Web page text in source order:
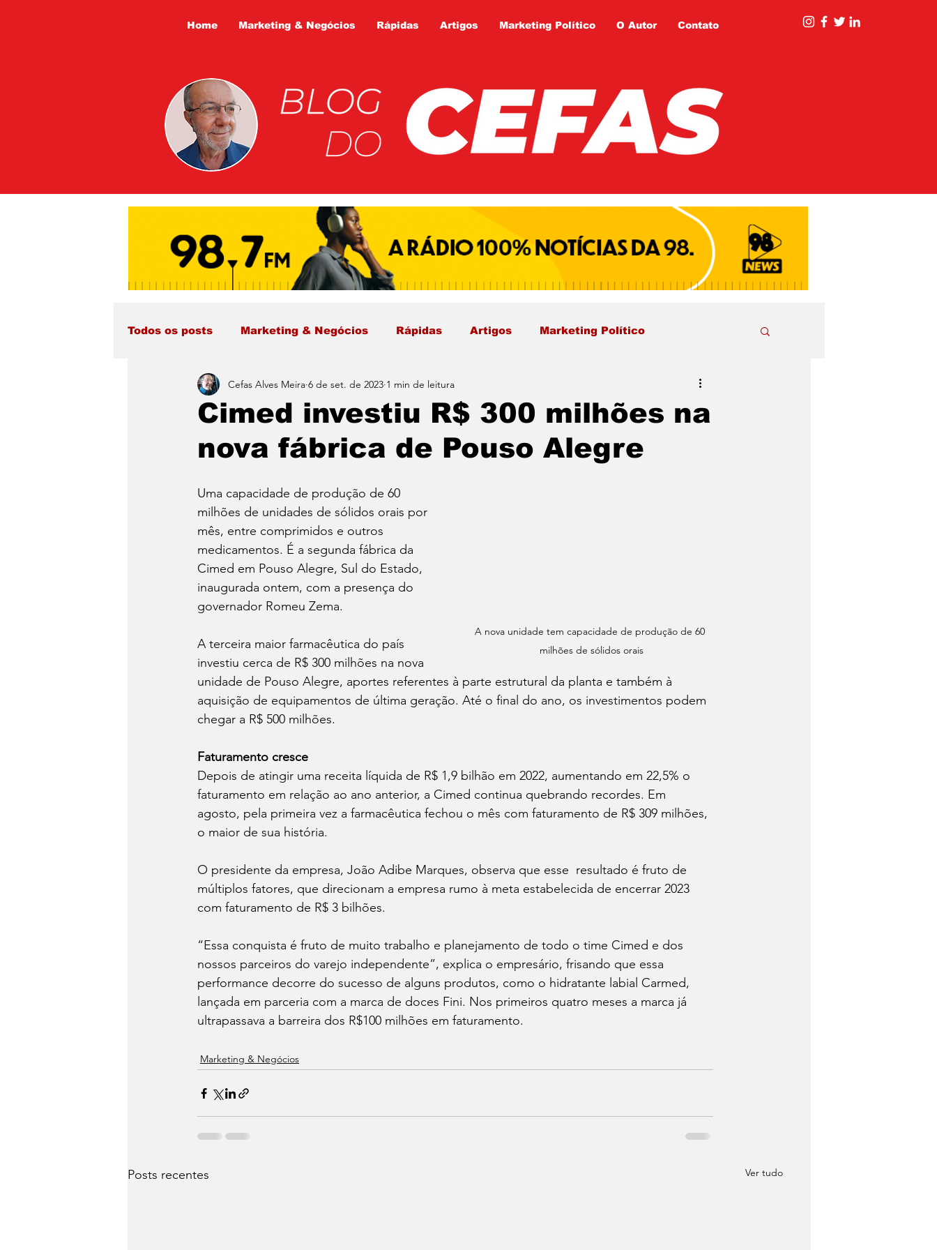
Home Marketing & Negócios Rápidas Artigos Marketing Político O Autor Contato
Todos os posts Marketing & Negócios Rápidas Artigos Marketing Político
Cimed investiu R$ 300 milhões na
nova fábrica de Pouso Alegre
Cefas Alves Meira 6 de set. de 2023 1 min de leitura
A nova unidade tem capacidade de produção de 60
milhões de sólidos orais
Uma capacidade de produção de 60
milhões de unidades de sólidos orais por
mês, entre comprimidos e outros
medicamentos. É a segunda fábrica da
Cimed em Pouso Alegre, Sul do Estado,
inaugurada ontem, com a presença do
governador Romeu Zema.
A terceira maior farmacêutica do país
investiu cerca de R$ 300 milhões na nova
unidade de Pouso Alegre, aportes referentes à parte estrutural da planta e também à
aquisição de equipamentos de última geração. Até o final do ano, os investimentos podem
chegar a R$ 500 milhões.
Faturamento cresce
Depois de atingir uma receita líquida de R$ 1,9 bilhão em 2022, aumentando em 22,5% o
faturamento em relação ao ano anterior, a Cimed continua quebrando recordes. Em
agosto, pela primeira vez a farmacêutica fechou o mês com faturamento de R$ 309 milhões,
o maior de sua história.
O presidente da empresa, João Adibe Marques, observa que esse  resultado é fruto de
múltiplos fatores, que direcionam a empresa rumo à meta estabelecida de encerrar 2023
com faturamento de R$ 3 bilhões.
“Essa conquista é fruto de muito trabalho e planejamento de todo o time Cimed e dos
nossos parceiros do varejo independente”, explica o empresário, frisando que essa
performance decorre do sucesso de alguns produtos, como o hidratante labial Carmed,
lançada em parceria com a marca de doces Fini. Nos primeiros quatro meses a marca já
ultrapassava a barreira dos R$100 milhões em faturamento.
Marketing & Negócios
Posts recentes Ver tudo